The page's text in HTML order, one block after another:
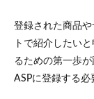
案件
数か
ぶ
2.2
登録された商品
トで紹介したい
るための第一歩
ASPに登録する必